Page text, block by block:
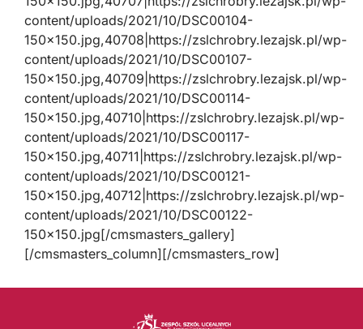
content/uploads/2021/10/DSC00104-
150×150.jpg,40708|https://zslchrobry.lezajsk.pl/wp-
content/uploads/2021/10/DSC00107-
150×150.jpg,40709|https://zslchrobry.lezajsk.pl/wp-
content/uploads/2021/10/DSC00114-
150×150.jpg,40710|https://zslchrobry.lezajsk.pl/wp-
content/uploads/2021/10/DSC00117-
150×150.jpg,40711|https://zslchrobry.lezajsk.pl/wp-
content/uploads/2021/10/DSC00121-
150×150.jpg,40712|https://zslchrobry.lezajsk.pl/wp-
content/uploads/2021/10/DSC00122-
150×150.jpg[/cmsmasters_gallery]
[/cmsmasters_column][/cmsmasters_row]